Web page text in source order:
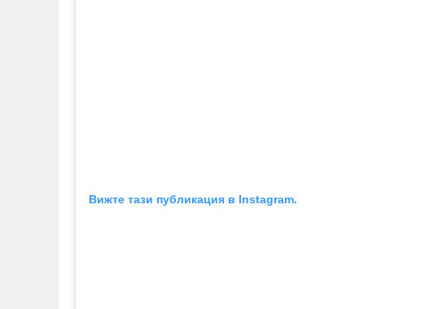
Вижте тази публикация в Instagram.